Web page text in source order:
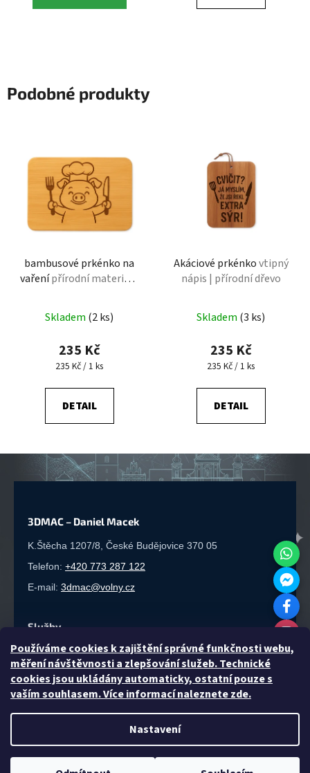
Používáme cookies k zajištění správné funkčnosti webu,
měření návštěvnosti a zlepšování služeb. Technické
cookies jsou ukládány automaticky, ostatní pouze s
vaším souhlasem. Více informací naleznete zde.
Nastavení
Podobné produkty
bambusové prkénko na
vařenípřírodní materiál |
Skladem (2 ks)
235 Kč
Měrná cena:
235 Kč / 1 ks
DETAIL
Akáciové prkénkovtipný
nápis | přírodní dřevo
Skladem (3 ks)
235 Kč
Měrná cena:
235 Kč / 1 ks
DETAIL
3DMAC – Daniel Macek
K.Štěcha 1207/8, České Budějovice 370 05
Telefon: +420 773 287 122
E-mail: 3dmac@volny.cz
Služby
3D tisk·Sériová výroba·Laserové řezání·Gravírování·
3D modelování
Zakázková výroba pro firmy i jednotlivce v Českých
Budějovicích. Návrh a kalkulaci ceny provádíme vždy
zdarma ještě před zahájením výroby.
CHCI SLEVU